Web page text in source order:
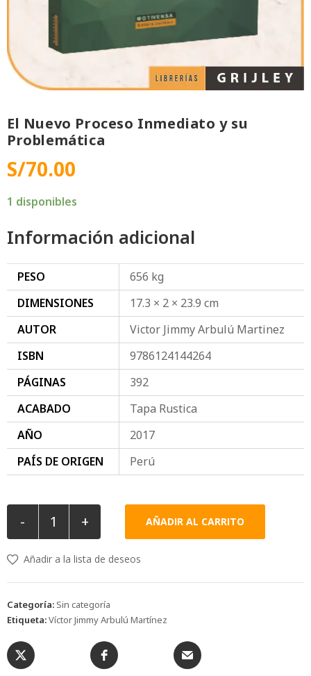
El Nuevo Proceso Inmediato y su
Problemática
S/70.00
1 disponibles
Información adicional
PESO
656 kg
DIMENSIONES
17.3 × 2 × 23.9 cm
AUTOR
Victor Jimmy Arbulú Martinez
ISBN
9786124144264
PÁGINAS
392
ACABADO
Tapa Rustica
AÑO
2017
PAÍS DE ORIGEN
Perú
- + AÑADIR AL CARRITO
Añadir a la lista de deseos
Categoría: Sin categoría
Etiqueta:Víctor Jimmy Arbulú Martínez